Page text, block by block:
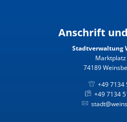
Anschrift
Stadtverwaltung
Marktplatz
74189
+49 7134
+49 7134